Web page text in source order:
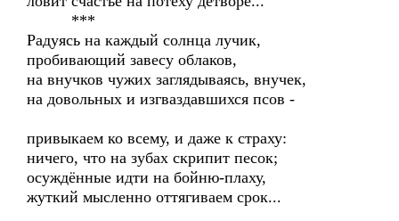
***
Радуясь на каждый солнца лучик,
пробивающий завесу облаков,
на внучков чужих заглядываясь, внучек,
на довольных и изгваздавшихся псов -
привыкаем ко всему, и даже к страху:
ничего, что на зубах скрипит песок;
осуждённые идти на бойню-плаху,
жуткий мысленно оттягиваем срок...